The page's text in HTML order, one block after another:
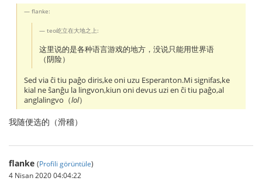
flanke:
teo屹立在大地之上:
这里说的是各种语言游戏的地方，没说只能用世界语
（阴险）
Sed via ĉi tiu paĝo diris,ke oni uzu Esperanton.Mi signifas,ke
kial ne ŝanĝu la lingvon,kiun oni devus uzi en ĉi tiu paĝo,al
anglalingvo（lol）
我随便选的（滑稽）
flanke (Profili görüntüle)
4 Nisan 2020 04:04:22